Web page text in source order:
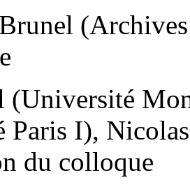
(Université
Paris I),
du colloque